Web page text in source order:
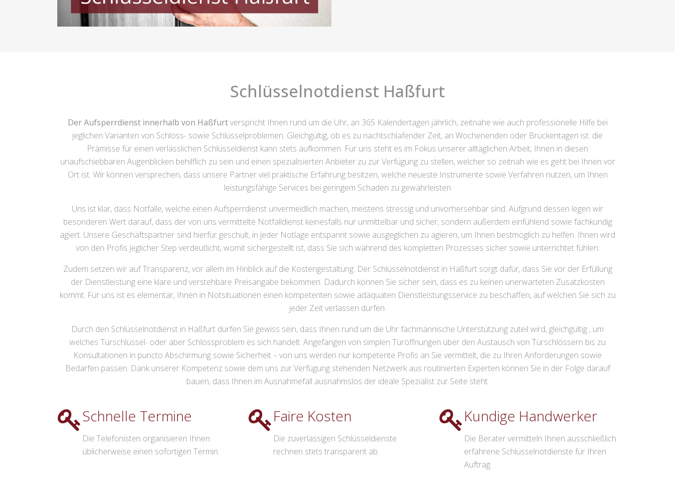
Schlüsselnotdienst Haßfurt
Der Aufsperrdienst innerhalb von Haßfurtverspricht Ihnen rund um die Uhr, an 365 Kalendertagen jährlich, zeitnahe wie auch professionelle Hilfe bei
jeglichen Varianten von Schloss- sowie Schlüsselproblemen. Gleichgültig, ob es zu nachtschlafender Zeit, an Wochenenden oder Brückentagen ist: die
Prämisse für einen verlässlichen Schlüsseldienst kann stets aufkommen. Für uns steht es im Fokus unserer alltäglichen Arbeit, Ihnen in diesen
unaufschiebbaren Augenblicken behilflich zu sein und einen spezialisierten Anbieter zu zur Verfügung zu stellen, welcher so zeitnah wie es geht bei Ihnen vor
Ort ist. Wir können versprechen, dass unsere Partner viel praktische Erfahrung besitzen, welche neueste Instrumente sowie Verfahren nutzen, um Ihnen
leistungsfähige Services bei geringem Schaden zu gewährleisten
Uns ist klar, dass Notfälle, welche einen Aufsperrdienst unvermeidlich machen, meistens stressig und unvorhersehbar sind. Aufgrund dessen legen wir
besonderen Wert darauf, dass der von uns vermittelte Notfalldienst keinesfalls nur unmittelbar und sicher, sondern außerdem einfühlend sowie fachkundig
agiert. Unsere Geschäftspartner sind hierfür geschult, in jeder Notlage entspannt sowie ausgeglichen zu agieren, um Ihnen bestmöglich zu helfen. Ihnen wird
von den Profis jeglicher Step verdeutlicht, womit sichergestellt ist, dass Sie sich während des kompletten Prozesses sicher sowie unterrichtet fühlen.
Zudem setzen wir auf Transparenz, vor allem im Hinblick auf die Kostengestaltung. Der Schlüsselnotdienst in Haßfurt sorgt dafür, dass Sie vor der Erfüllung
der Dienstleistung eine klare und verstehbare Preisangabe bekommen. Dadurch können Sie sicher sein, dass es zu keinen unerwarteten Zusatzkosten
kommt. Für uns ist es elementar, Ihnen in Notsituationen einen kompetenten sowie adäquaten Dienstleistungsservice zu beschaffen, auf welchen Sie sich zu
jeder Zeit verlassen dürfen.
Durch den Schlüsselnotdienst in Haßfurt dürfen Sie gewiss sein, dass Ihnen rund um die Uhr fachmännische Unterstützung zuteil wird, gleichgültig , um
welches Türschlüssel- oder aber Schlossproblem es sich handelt. Angefangen von simplen Türöffnungen über den Austausch von Türschlössern bis zu
Konsultationen in puncto Abschirmung sowie Sicherheit – von uns werden nur kompetente Profis an Sie vermittelt, die zu Ihren Anforderungen sowie
Bedarfen passen. Dank unserer Kompetenz sowie dem uns zur Verfügung stehenden Netzwerk aus routinierten Experten können Sie in der Folge darauf
bauen, dass Ihnen im Ausnahmefall ausnahmslos der ideale Spezialist zur Seite steht.
Schnelle Termine
Die Telefonisten organisieren Ihnen
üblicherweise einen sofortigen Termin.
Faire Kosten
Die zuverlässigen Schlüsseldienste
rechnen stets transparent ab.
Kundige Handwerker
Die Berater vermitteln Ihnen ausschließlich
erfahrene Schlüsselnotdienste für Ihren
Auftrag.